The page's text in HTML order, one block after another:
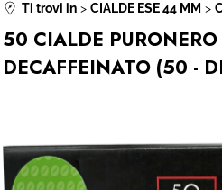
Ti trovi in CIALDE ESE 44 MM
50 CIALDE
DECAFFEINATO (50 -